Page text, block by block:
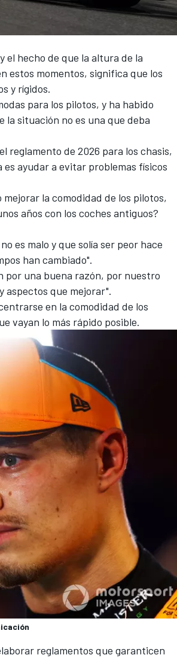
el hecho de que la altura de la
estos momentos, significa que los
y rígidos.
para los pilotos, y ha habido
la situación no es una que deba
reglamento de 2026 para los chasis,
ayudar a evitar problemas físicos
mejorar la comodidad de los pilotos,
años con los coches antiguos?
es malo y que solía ser peor hace
han cambiado".
por una buena razón, por nuestro
aspectos que mejorar".
en la comodidad de los
vayan lo más rápido posible.
reglamentos que garanticen